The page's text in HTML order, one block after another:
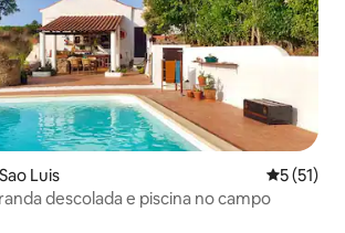
Luis 5 de uma
5 (51)
descolada e piscina no campo